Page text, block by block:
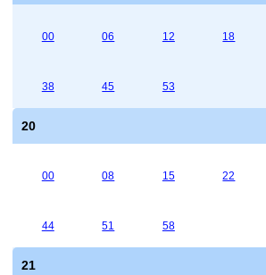
00 06 12 18
38 45 53
20
00 08 15 22
44 51 58
21